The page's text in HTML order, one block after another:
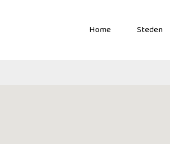
Home Steden